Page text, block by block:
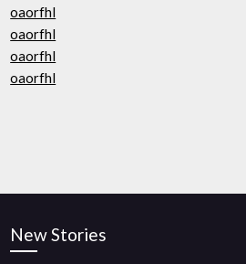
oaorfhl
oaorfhl
oaorfhl
oaorfhl
New Stories